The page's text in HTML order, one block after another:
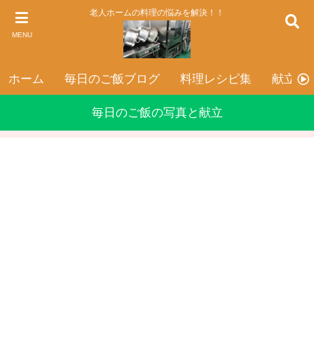
MENU
老人ホームの料理の悩みを解決！！
ホーム 毎日のご飯ブログ 料理レシピ集 献立表
毎日のご飯の写真と献立